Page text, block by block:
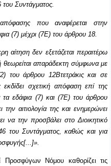
Συντάγματος.
που αναφέρεται στην
(7) μέχρι (7Ε) του άρθρου 18.
αίτηση δεν εξετάζεται περαιτέρω
θεωρείται απαράδεκτη σύμφωνα με
του άρθρου 12Βτετράκις και σε
σχετική απόφαση επί της
τα εδάφια (7) και (7Ε) του άρθρου
αιτιολογία της και ενημερώνει
να την προσβάλει στο Διοικητικό
του Συντάγματος, καθώς και για
Νόμου καθορίζει τις